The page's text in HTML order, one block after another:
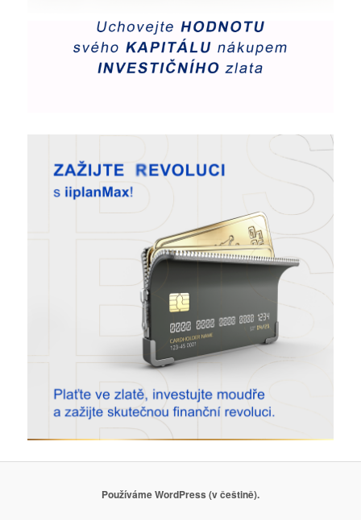
Používáme WordPress (v češtině).